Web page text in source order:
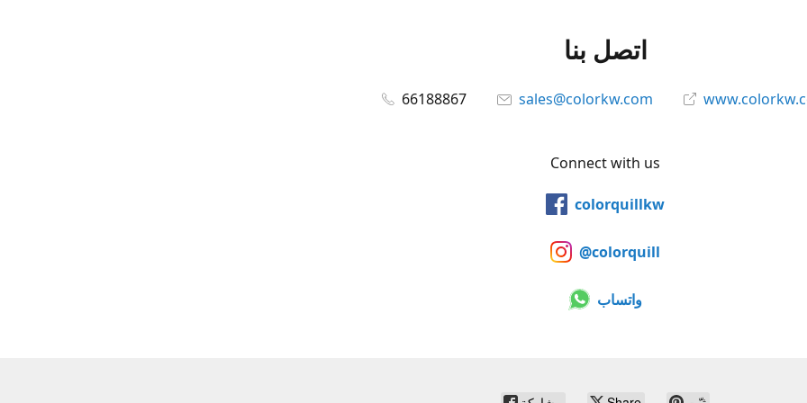
اتصل بنا
66188867 sales@colorkw.com
Connect with us
colorquillkw
@colorquill
واتساب